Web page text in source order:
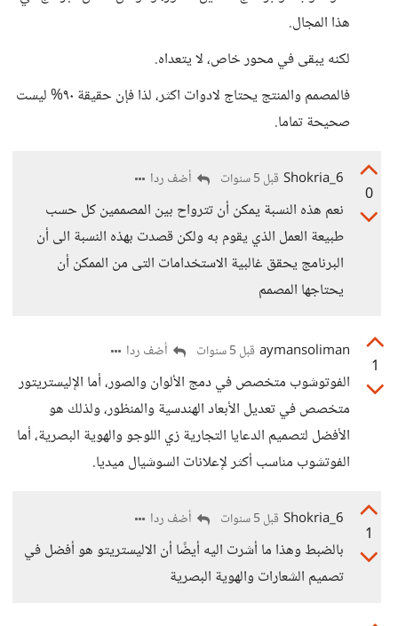
هذا المجال.
لكنه يبقى في محور خاص، لا يتعداه.
فالمصمم والمنتج يحتاج لادوات اكثر، لذا فإن حقيقة ٩٠% ليست
صحيحة تماما.
0
Shokria_6 قبل 5 سنوات أضف ردا
نعم هذه النسبة يمكن أن تترواح بين المصممين كل حسب
طبيعة العمل الذي يقوم به ولكن قصدت بهذه النسبة الى أن
البرنامج يحقق غالبية الاستخدامات التى من الممكن أن
يحتاجها المصمم
1
aymansoliman قبل 5 سنوات أضف ردا
الفوتوشوب متخصص في دمج الألوان والصور، أما الإليستريتور
متخصص في تعديل الأبعاد الهندسية والمنظور، ولذلك هو
الأفضل لتصميم الدعايا التجارية زي اللوجو والهوية البصرية، أما
الفوتشوب مناسب أكثر لإعلانات السوشيال ميديا.
1
Shokria_6 قبل 5 سنوات أضف ردا
بالضبط وهذا ما أشرت اليه أيضًا أن الاليستريتو هو أفضل في
تصميم الشعارات والهوية البصرية